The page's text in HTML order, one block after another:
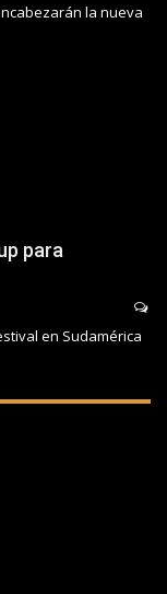
la nueva
para
en Sudamérica